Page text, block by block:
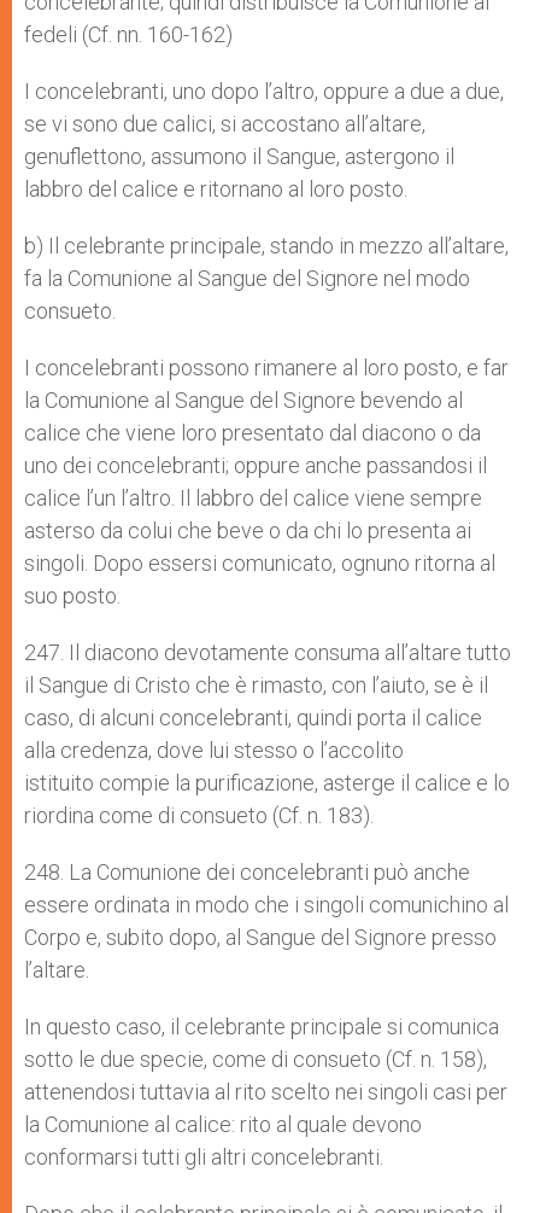
fedeli (Cf. nn. 160-162)
I concelebranti, uno dopo l’altro, oppure a due a due,
se vi sono due calici, si accostano all’altare,
genuflettono, assumono il Sangue, astergono il
labbro del calice e ritornano al loro posto.
b) Il celebrante principale, stando in mezzo all’altare,
fa la Comunione al Sangue del Signore nel modo
consueto.
I concelebranti possono rimanere al loro posto, e far
la Comunione al Sangue del Signore bevendo al
calice che viene loro presentato dal diacono o da
uno dei concelebranti; oppure anche passandosi il
calice l’un l’altro. Il labbro del calice viene sempre
asterso da colui che beve o da chi lo presenta ai
singoli. Dopo essersi comunicato, ognuno ritorna al
suo posto.
247. Il diacono devotamente consuma all’altare tutto
il Sangue di Cristo che è rimasto, con l’aiuto, se è il
caso, di alcuni concelebranti, quindi porta il calice
alla credenza, dove lui stesso o l’accolito
istituito compie la purificazione, asterge il calice e lo
riordina come di consueto (Cf. n. 183).
248. La Comunione dei concelebranti può anche
essere ordinata in modo che i singoli comunichino al
Corpo e, subito dopo, al Sangue del Signore presso
l’altare.
In questo caso, il celebrante principale si comunica
sotto le due specie, come di consueto (Cf. n. 158),
attenendosi tuttavia al rito scelto nei singoli casi per
la Comunione al calice: rito al quale devono
conformarsi tutti gli altri concelebranti.